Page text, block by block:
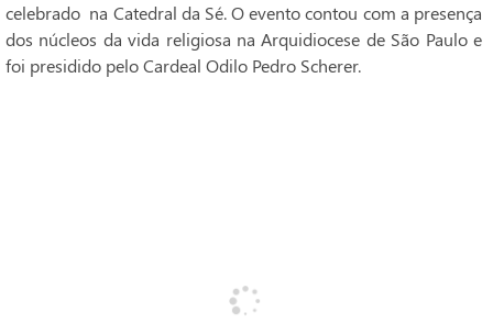
celebrado na Catedral da Sé. O evento contou com a presença
dos núcleos da vida religiosa na Arquidiocese de São Paulo e
foi presidido pelo Cardeal Odilo Pedro Scherer.